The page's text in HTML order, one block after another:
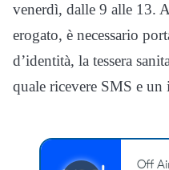
venerdì, dalle 9 alle 13.
erogato, è necessario
d’identità, la tessera
quale ricevere SMS e